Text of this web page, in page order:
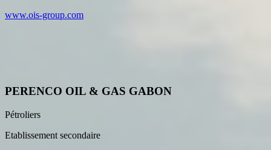
www.ois-group.com
PERENCO OIL & GAS GABON
Pétroliers
Etablissement secondaire